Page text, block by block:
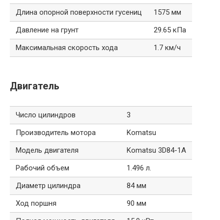
Длина опорной поверхности гусениц
1575 мм
Давление на грунт
29.65 кПа
Максимальная скорость хода
1.7 км/ч
Двигатель
Число цилиндров
3
Производитель мотора
Komatsu
Модель двигателя
Komatsu 3D84-1A
Рабочий объем
1.496 л.
Диаметр цилиндра
84 мм
Ход поршня
90 мм